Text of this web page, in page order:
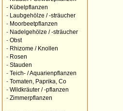
- Kübelpflanzen
-
Laubgehölze / -sträucher
- Moorbeetpflanzen
- Nadelgehölze / -sträucher
- Obst
- Rhizome / Knollen
- Rosen
- Stauden
- Teich- / Aquarienpflanzen
- Tomaten, Paprika, Co
- Wildkräuter / -pflanzen
- Zimmerpflanzen